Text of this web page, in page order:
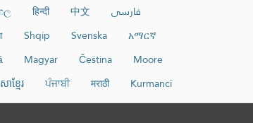
हिन्दी 中文
فارسی
Shqip Svenska
አማርኛ
Magyar Čeština
Moore
ខ្មែរ ਪੰਜਾਬੀ मराठी Kurmancî